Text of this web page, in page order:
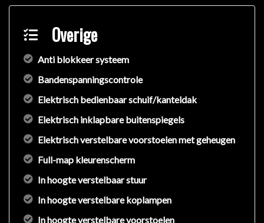
Overige
Anti blokkeer systeem
Bandenspanningscontrole
Elektrisch bedienbaar schuif/kanteldak
Elektrisch inklapbare buitenspiegels
Elektrisch verstelbare voorstoelen met geheugen
Full-map kleurenscherm
In hoogte verstelbaar stuur
In hoogte verstelbare koplampen
In hoogte verstelbare voorstoelen